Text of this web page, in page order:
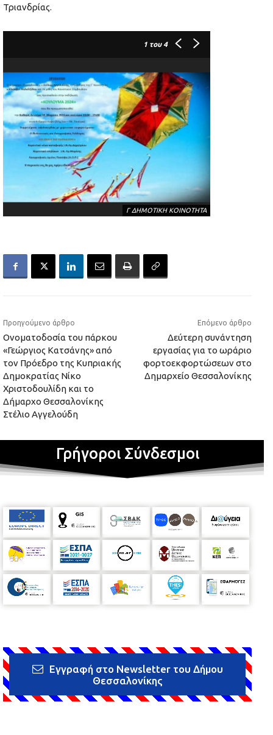
Τριανδρίας.
1 του 4
Γ ΔΗΜΟΤΙΚΗ ΚΟΙΝΟΤΗΤΑ
Προηγούμενο άρθρο
Ονοματοδοσία του πάρκου
«Γεώργιος Κατσάνης» από
τον Πρόεδρο της Κυπριακής
Δημοκρατίας Νίκο
Χριστοδουλίδη και το
Δήμαρχο Θεσσαλονίκης
Στέλιο Αγγελούδη
Επόμενο άρθρο
Δεύτερη συνάντηση
εργασίας για το ωράριο
φορτοεκφορτώσεων στο
Δημαρχείο Θεσσαλονίκης
Γρήγοροι Σύνδεσμοι
Εγγραφή στο Newsletter του Δήμου
Θεσσαλονίκης